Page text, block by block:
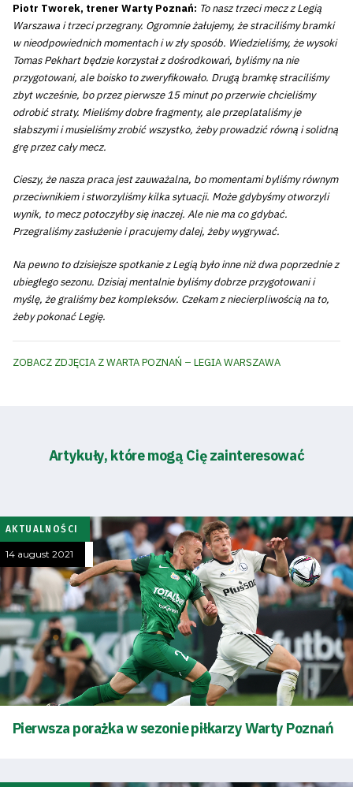
Piotr Tworek, trener Warty Poznań: To nasz trzeci mecz z Legią
Warszawa i trzeci przegrany. Ogromnie żałujemy, że straciliśmy bramki
w nieodpowiednich momentach i w zły sposób. Wiedzieliśmy, że wysoki
Tomas Pekhart będzie korzystał z dośrodkowań, byliśmy na nie
przygotowani, ale boisko to zweryfikowało. Drugą bramkę straciliśmy
zbyt wcześnie, bo przez pierwsze 15 minut po przerwie chcieliśmy
odrobić straty. Mieliśmy dobre fragmenty, ale przeplataliśmy je
słabszymi i musieliśmy zrobić wszystko, żeby prowadzić równą i solidną
grę przez cały mecz.
Cieszy, że nasza praca jest zauważalna, bo momentami byliśmy równym
przeciwnikiem i stworzyliśmy kilka sytuacji. Może gdybyśmy otworzyli
wynik, to mecz potoczyłby się inaczej. Ale nie ma co gdybać.
Przegraliśmy zasłużenie i pracujemy dalej, żeby wygrywać.
Na pewno to dzisiejsze spotkanie z Legią było inne niż dwa poprzednie z
ubiegłego sezonu. Dzisiaj mentalnie byliśmy dobrze przygotowani i
myślę, że graliśmy bez kompleksów. Czekam z niecierpliwością na to,
żeby pokonać Legię.
ZOBACZ ZDJĘCIA Z WARTA POZNAŃ – LEGIA WARSZAWA
Artykuły, które mogą Cię zainteresować
AKTUALNOŚCI
14 august 2021
Pierwsza porażka w sezonie piłkarzy Warty Poznań